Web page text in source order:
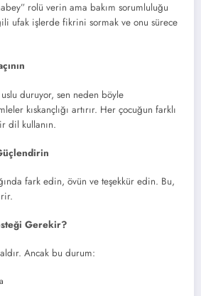
rolü verin ama bakım sorumluluğu
ufak işlerde fikrini sormak ve onu sürece
duruyor, sen neden böyle
kıskançlığı artırır. Her çocuğun farklı
dil kullanın.
fark edin, övün ve teşekkür edin. Bu,
Gerekir?
Ancak bu durum: